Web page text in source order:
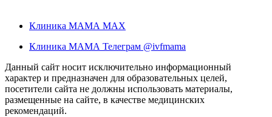
Клиника МАМА MAX
Клиника МАМА Телеграм @ivfmama
Данный сайт носит исключительно информационный
характер и предназначен для образовательных целей,
посетители сайта не должны использовать материалы,
размещенные на сайте, в качестве медицинских
рекомендаций.